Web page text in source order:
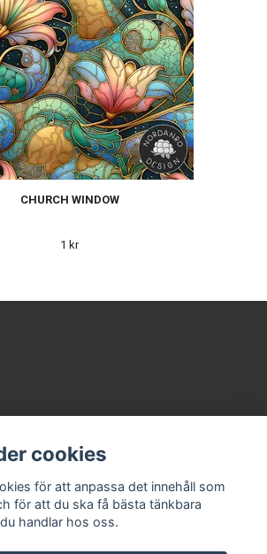
CHURCH WINDOW
1 kr
ekologiska fabrikstillverkade kollektioner.
cookies
för att anpassa det innehåll som
för att du ska få bästa tänkbara
handlar hos oss.